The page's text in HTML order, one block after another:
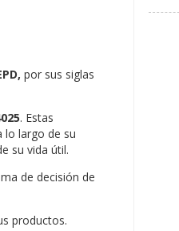
por sus siglas
. Estas
lo largo de su
su vida útil.
de decisión de
productos.